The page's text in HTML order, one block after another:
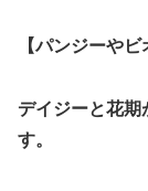
【パンジーやビ
デイジーと花期
す。